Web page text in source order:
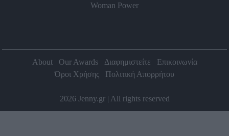
Woman Power
About Our Awards Διαφημιστείτε
Επικοινωνία
Όροι Χρήσης
Πολιτική Απορρήτου
2026 Jenny.gr | All rights reserved